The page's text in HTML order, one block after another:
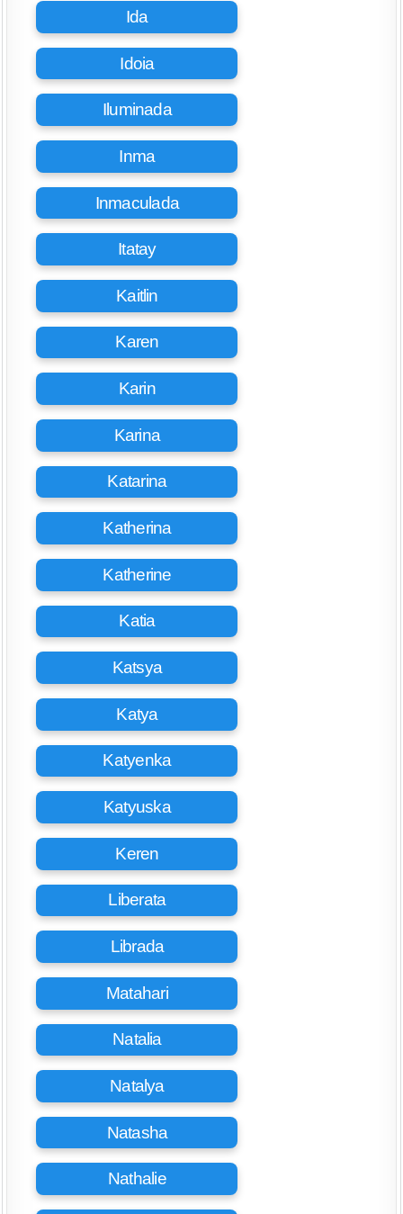
Ida
Idoia
Iluminada
Inma
Inmaculada
Itatay
Kaitlin
Karen
Karin
Karina
Katarina
Katherina
Katherine
Katia
Katsya
Katya
Katyenka
Katyuska
Keren
Liberata
Librada
Matahari
Natalia
Natalya
Natasha
Nathalie